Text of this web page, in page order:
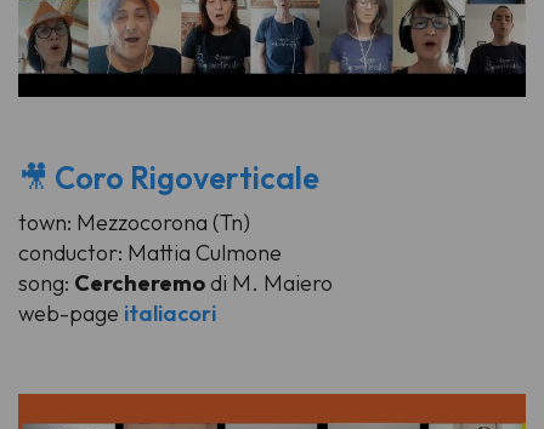
🎥 Coro Rigoverticale
town: Mezzocorona (Tn)
conductor: Mattia Culmone
song: Cercheremodi M. Maiero
web-page italiacori